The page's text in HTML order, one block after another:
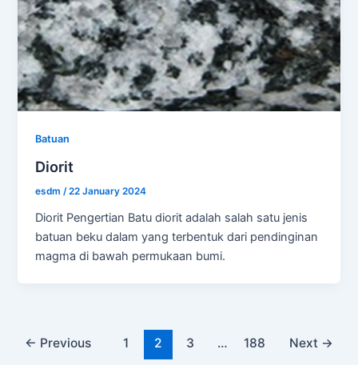
Batuan
Diorit
esdm/22 January 2024
Diorit Pengertian Batu diorit adalah salah satu jenis
batuan beku dalam yang terbentuk dari pendinginan
magma di bawah permukaan bumi.
← Previous 1 2 3 … 188 Next →